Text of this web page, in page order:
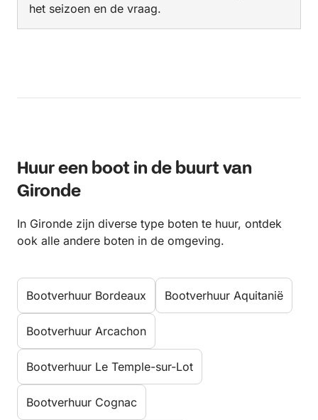
het seizoen en de vraag.
Huur een boot in de buurt van
Gironde
In Gironde zijn diverse type boten te huur, ontdek
ook alle andere boten in de omgeving.
Bootverhuur Bordeaux Bootverhuur Aquitanië
Bootverhuur Arcachon
Bootverhuur Le Temple-sur-Lot
Bootverhuur Cognac